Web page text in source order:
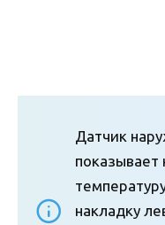
Датчик
показывает
накладку